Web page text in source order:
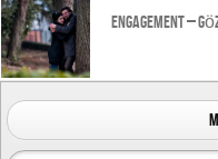
Engagement –